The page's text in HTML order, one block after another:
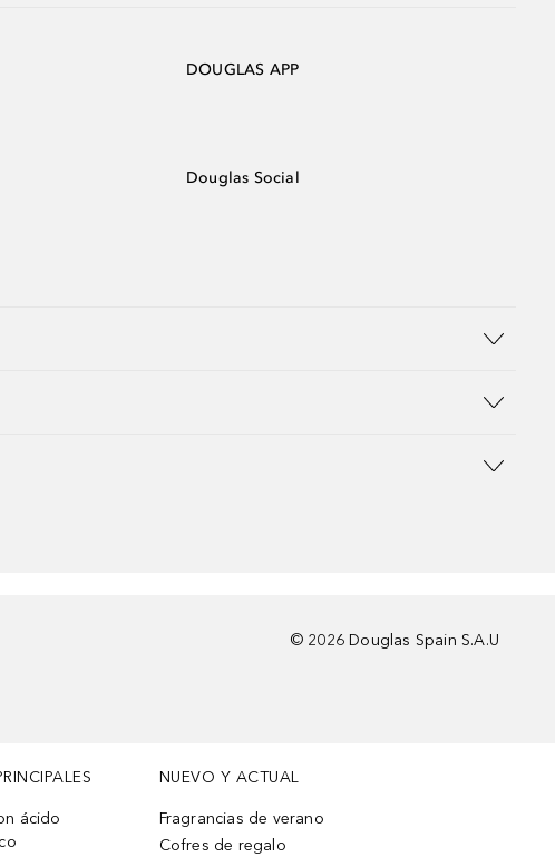
DOUGLAS APP
Douglas Social
© 2026 Douglas Spain S.A.U
ácido
NUEVO Y ACTUAL
Fragrancias de verano
Cofres de regalo